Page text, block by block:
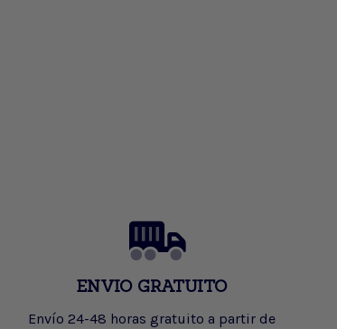
ENVIO GRATUITO
Envío 24-48 horas gratuito a partir de